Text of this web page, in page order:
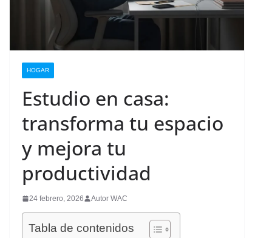
HOGAR
Estudio en casa:
transforma tu espacio
y mejora tu
productividad
24 febrero, 2026 Autor WAC
Tabla de contenidos